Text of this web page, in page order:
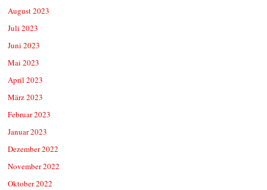
August 2023
Juli 2023
Juni 2023
Mai 2023
April 2023
März 2023
Februar 2023
Januar 2023
Dezember 2022
November 2022
Oktober 2022